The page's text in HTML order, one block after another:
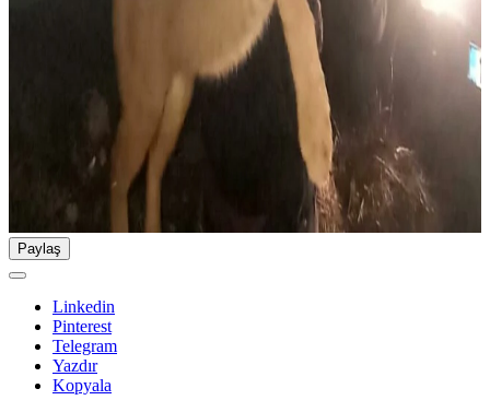
Paylaş
Linkedin
Pinterest
Telegram
Yazdır
Kopyala